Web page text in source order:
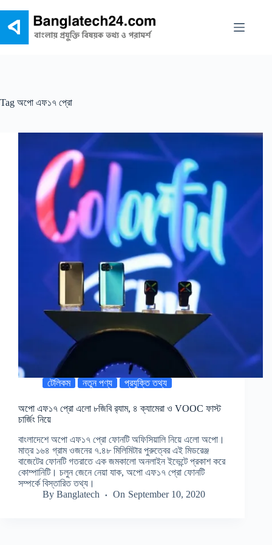
content
Tag অপো এফ১৭ প্রো
টেলিকম নতুন পণ্য প্রযুক্তি তথ্য
অপো এফ১৭ প্রো এলো ৮জিবি র‍্যাম, ৪ ক্যামেরা ও VOOC ফাস্ট
চার্জিং নিয়ে
বাংলাদেশে অপো এফ১৭ প্রো ফোনটি অফিসিয়ালি নিয়ে এলো অপো।
মাত্র ১৬৪ গ্রাম ওজনের ৭.৪৮ মিলিমিটার পুরুত্বের এই মিডরেঞ্জ
বাজেটের ফোনটি গতরাতে এক জমকালো অনলাইন ইভেন্টে প্রকাশ করে
কোম্পানিটি। চলুন জেনে নেয়া যাক, অপো এফ১৭ প্রো ফোনটি
সম্পর্কে বিস্তারিত তথ্য।
By Banglatech On September 10, 2020